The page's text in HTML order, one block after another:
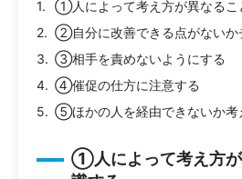
①人によって考え方が異なるこ
②自分に改善できる点がないか
③相手を責めないようにする
④催促の仕方に注意する
⑤ほかの人を経由できないか考
①人によって考え方